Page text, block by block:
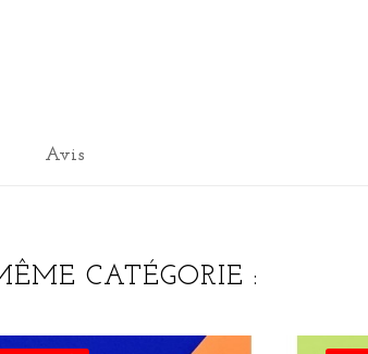
Avis
CATÉGORIE :